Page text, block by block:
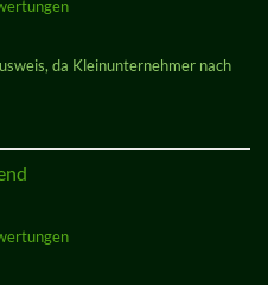
da Kleinunternehmer nach